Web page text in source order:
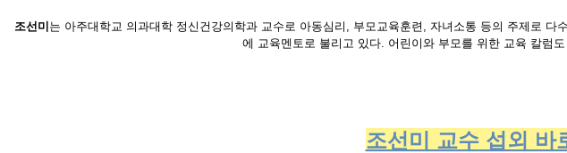
조선미 는 아주대학교 의과대학 정신건강의학과 교수로 아동심리, 부모교육훈련, 자녀소통 등의 주제로
에 교육멘토로 불리고 있다. 어린이와 부모를 위한 교육 칼럼
조선미 교수 섭외 바